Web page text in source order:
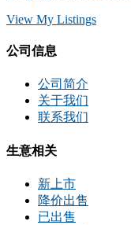
View My Listings
公司信息
公司简介
关于我们
联系我们
生意相关
新上市
降价出售
已出售